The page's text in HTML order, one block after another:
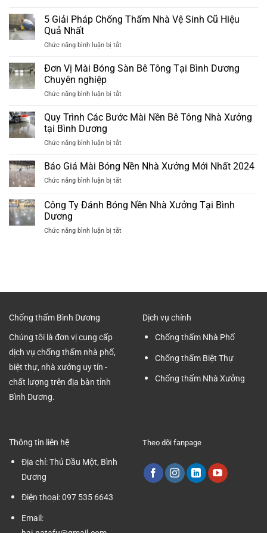
Dương
Bê
Xưởng
Xuống
Giá
Đánh
Sàn
Tông
Dương
Nhất
5 Giải Pháp Chống Thấm Nhà Vệ Sinh Cũ Hiệu
Quả Nhất
Chức năng bình luận bị tắtở
Giải
Thấm
Vệ
Hiệu
Nhất
Đơn Vị Mài Bóng Sàn Bê Tông Tại Bình Dương
Chuyên nghiệp
Chức năng bình luận bị tắtở
Vị
Sàn
Tông
Bình
Chuyên
Quy Trình Các Bước Mài Nền Bê Tông Nhà Xưởng
tại Bình Dương
Chức năng bình luận bị tắtở
Trình
Bước
Nền
Nhà
Báo Giá Mài Bóng Nền Nhà Xưởng Mới Nhất 2024
Chức năng bình luận bị tắtở
Mài
Nền
Công Ty Đánh Bóng Nền Nhà Xưởng Tại Bình
Dương
Chức năng bình luận bị tắtở
Nhà
Chống thấm Bình Dương
Chúng tôi là đơn vị cung cấp
dịch vụ chống thấm nhà phố,
biệt thự, nhà xưởng uy tín -
chất lượng trên địa bàn tỉnh
Bình Dương.
Dịch vụ chính
Chống thấm Nhà Phố
Chống thấm Biệt Thự
Chống thấm Nhà Xưởng
Thông tin liên hệ
Địa chỉ:Thủ Dầu Một, Bình
Dương
Điện thoại:097 535 6643
Email:
Theo dõi fanpage